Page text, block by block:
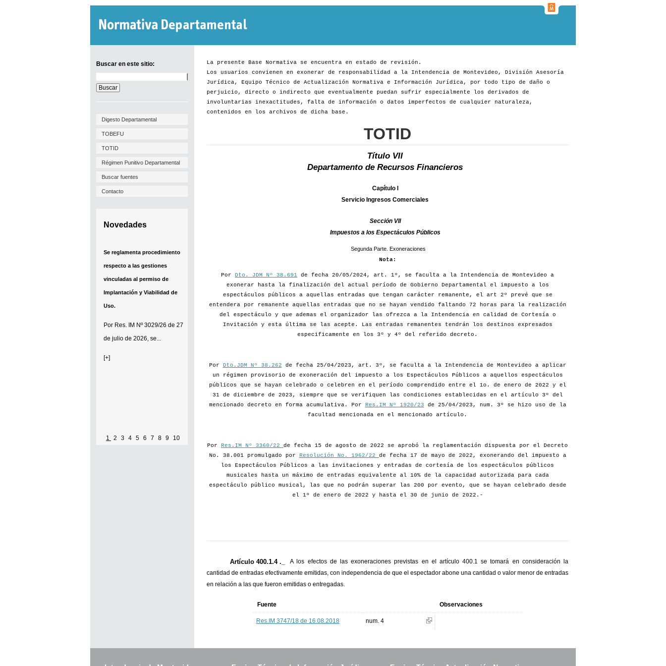
Buscar en este sitio:
en
este
sitio:
Digesto Departamental
TOBEFU
TOTID
Régimen Punitivo Departamental
Buscar fuentes
Contacto
Novedades
Se reglamenta procedimiento
respecto a las gestiones
vinculadas al permiso de
Implantación y Viabilidad de
Uso.
Por Res. IM Nº 3029/26 de 27
de julio de 2026, se...
[+]
1 2 3 4 5 6 7 8 9 10
La presente Base Normativa se encuentra en estado de revisión.
Los usuarios convienen en exonerar de responsabilidad a la Intendencia de Montevideo, División Asesoría
Jurídica, Equipo Técnico de Actualización Normativa e Información Jurídica, por todo tipo de daño o
perjuicio, directo o indirecto que eventualmente puedan sufrir especialmente los derivados de
involuntarias inexactitudes, falta de información o datos imperfectos de cualquier naturaleza,
contenidos en los archivos de dicha base.
TOTID
Título VII
Departamento de Recursos Financieros
Capítulo I
Servicio Ingresos Comerciales
Sección VII
Impuestos a los Espectáculos Públicos
Segunda Parte. Exoneraciones
Nota:
Por Dto. JDM Nº 38.691 de fecha 20/05/2024, art. 1º, se faculta a la Intendencia de Montevideo a
exonerar hasta la finalización del actual período de Gobierno Departamental el impuesto a los
espectáculos públicos a aquellas entradas que tengan carácter remanente, el art 2º prevé que se
entendera por remanente aquellas entradas que no se hayan vendido faltando 72 horas para la realización
del espectáculo y que ademas el organizador las ofrezca a la Intendencia en calidad de Cortesía o
Invitación y esta última se las acepte. Las entradas remanentes tendrán los destinos expresados
especificamente en los 3º y 4º del referido decreto.
Por Dto.JDM Nº 38.262 de fecha 25/04/2023, art. 3º, se faculta a la Intendencia de Montevideo a aplicar
un régimen provisorio de exoneración del impuesto a los Espectáculos Públicos a aquellos espectáculos
públicos que se hayan celebrado o celebren en el período comprendido entre el 1o. de enero de 2022 y el
31 de diciembre de 2023, siempre que se verifiquen las condiciones establecidas en el artículo 3º del
mencionado decreto en forma acumulativa. Por Res.IM Nº 1920/23 de 25/04/2023, num. 3º se hizo uso de la
facultad mencionada en el mencionado artículo.
Por Res.IM Nº 3360/22 de fecha 15 de agosto de 2022 se aprobó la reglamentación dispuesta por el Decreto
No. 38.001 promulgado por Resolución No. 1962/22 de fecha 17 de mayo de 2022, exonerando del impuesto a
los Espectáculos Públicos a las invitaciones y entradas de cortesía de los espectáculos públicos
musicales hasta un máximo de entradas equivalente al 10% de la capacidad autorizada para cada
espectáculo público musical, las que no podrán superar las 200 por evento, que se hayan celebrado desde
el 1º de enero de 2022 y hasta el 30 de junio de 2022.-
Artículo 400.1.4 ._
A los efectos de las exoneraciones previstas en el artículo 400.1 se tomará en consideración la
cantidad de entradas efectivamente emitidas, con independencia de que el espectador abone una cantidad o valor menor de entradas
en relación a las que fueron emitidas o entregadas.
Fuente Observaciones
Res.IM 3747/18 de 16.08.2018 num. 4